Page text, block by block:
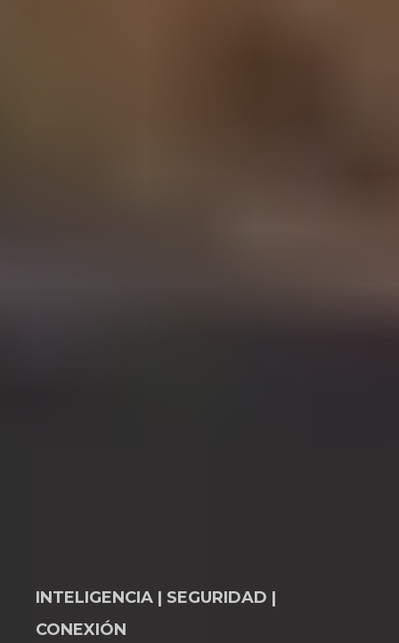
INTELIGENCIA | SEGURIDAD |
CONEXIÓN